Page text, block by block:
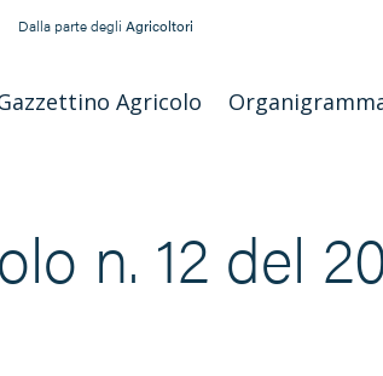
Dalla parte degli Agricoltori
Agricolo
n. 12 del